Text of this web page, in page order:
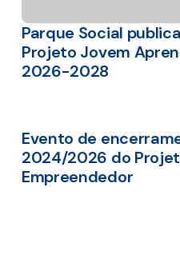
Parque Social
Projeto Jovem
2026-2028
Evento de
2024/2026 do
Empreendedor